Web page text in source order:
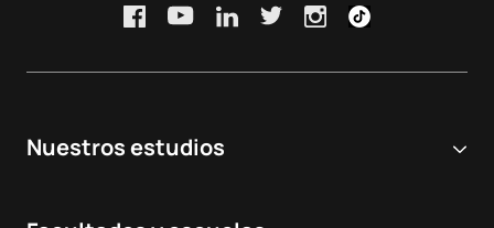
Nuestros estudios